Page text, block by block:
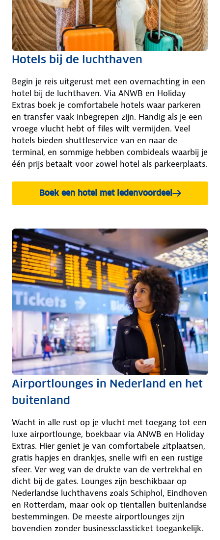
Hotels bij de luchthaven
Begin je reis uitgerust met een overnachting in een
hotel bij de luchthaven. Via ANWB en Holiday
Extras boek je comfortabele hotels waar parkeren
en transfer vaak inbegrepen zijn. Handig als je een
vroege vlucht hebt of files wilt vermijden. Veel
hotels bieden shuttleservice van en naar de
terminal, en sommige hebben combideals waarbij je
één prijs betaalt voor zowel hotel als parkeerplaats.
Boek een hotel met ledenvoordeel
Airportlounges in Nederland en het
buitenland
Wacht in alle rust op je vlucht met toegang tot een
luxe airportlounge, boekbaar via ANWB en Holiday
Extras. Hier geniet je van comfortabele zitplaatsen,
gratis hapjes en drankjes, snelle wifi en een rustige
sfeer. Ver weg van de drukte van de vertrekhal en
dicht bij de gates. Lounges zijn beschikbaar op
Nederlandse luchthavens zoals Schiphol, Eindhoven
en Rotterdam, maar ook op tientallen buitenlandse
bestemmingen. De meeste airportlounges zijn
bovendien zonder businessclassticket toegankelijk.